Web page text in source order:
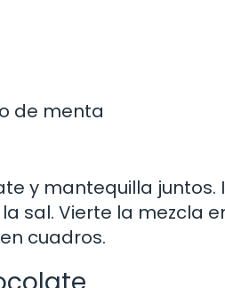
de menta
y mantequilla juntos.
sal. Vierte la mezcla
cuadros.